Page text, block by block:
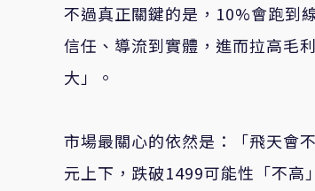
不過真正關鍵的是，10%會跑到
信任、導流到實體，進而拉高毛
大」。
市場最關心的依然是：「飛天會
元上下，跌破1499可能性「不高